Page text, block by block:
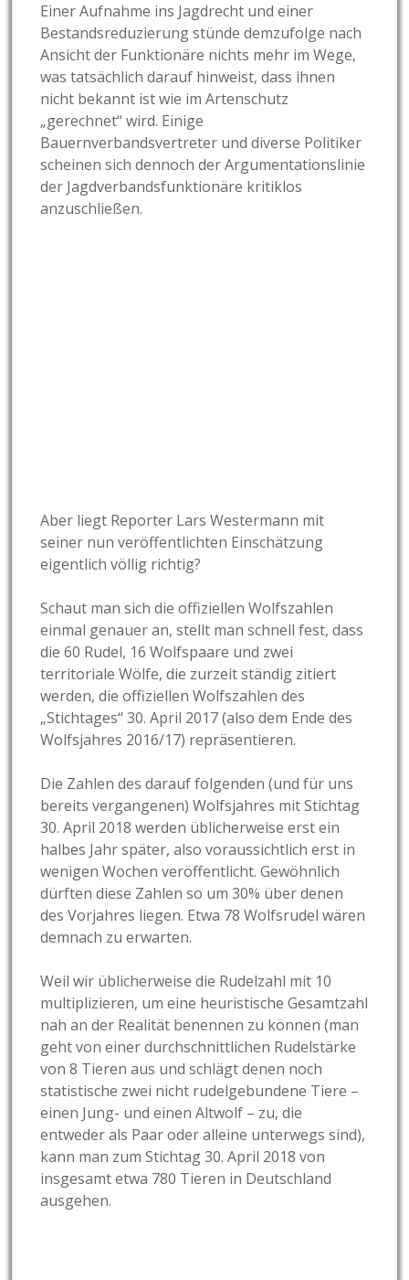
Einer Aufnahme ins Jagdrecht und einer
Bestandsreduzierung stünde demzufolge nach
Ansicht der Funktionäre nichts mehr im Wege,
was tatsächlich darauf hinweist, dass ihnen
nicht bekannt ist wie im Artenschutz
„gerechnet“ wird. Einige
Bauernverbandsvertreter und diverse Politiker
scheinen sich dennoch der Argumentationslinie
der Jagdverbandsfunktionäre kritiklos
anzuschließen.
Aber liegt Reporter Lars Westermann mit
seiner nun veröffentlichten Einschätzung
eigentlich völlig richtig?
Schaut man sich die offiziellen Wolfszahlen
einmal genauer an, stellt man schnell fest, dass
die 60 Rudel, 16 Wolfspaare und zwei
territoriale Wölfe, die zurzeit ständig zitiert
werden, die offiziellen Wolfszahlen des
„Stichtages“ 30. April 2017 (also dem Ende des
Wolfsjahres 2016/17) repräsentieren.
Die Zahlen des darauf folgenden (und für uns
bereits vergangenen) Wolfsjahres mit Stichtag
30. April 2018 werden üblicherweise erst ein
halbes Jahr später, also voraussichtlich erst in
wenigen Wochen veröffentlicht. Gewöhnlich
dürften diese Zahlen so um 30% über denen
des Vorjahres liegen. Etwa 78 Wolfsrudel wären
demnach zu erwarten.
Weil wir üblicherweise die Rudelzahl mit 10
multiplizieren, um eine heuristische Gesamtzahl
nah an der Realität benennen zu können (man
geht von einer durchschnittlichen Rudelstärke
von 8 Tieren aus und schlägt denen noch
statistische zwei nicht rudelgebundene Tiere –
einen Jung- und einen Altwolf – zu, die
entweder als Paar oder alleine unterwegs sind),
kann man zum Stichtag 30. April 2018 von
insgesamt etwa 780 Tieren in Deutschland
ausgehen.